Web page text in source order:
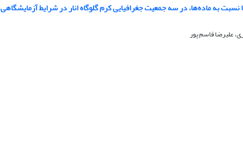
به ماده‌ها، در سه جمعیت جغرافیایی کرم گلوگاه انار در شرایط آزمایشگاهی
علیرضا قاسم پور